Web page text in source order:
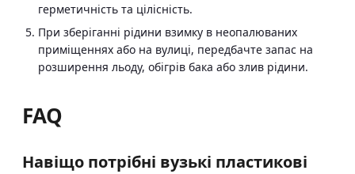
герметичність та цілісність.
При зберіганні рідини взимку в неопалюваних
приміщеннях або на вулиці, передбачте запас на
розширення льоду, обігрів бака або злив рідини.
FAQ
Навіщо потрібні вузькі пластикові